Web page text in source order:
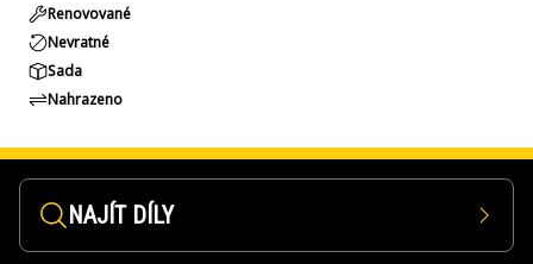
Renovované
Nevratné
Sada
Nahrazeno
NAJÍT DÍLY